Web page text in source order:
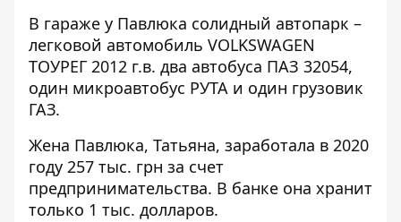
В гараже у Павлюка солидный автопарк –
легковой автомобиль VOLKSWAGEN
ТОУРЕГ 2012 г.в. два автобуса ПАЗ 32054,
один микроавтобус РУТА и один грузовик
ГАЗ.
Жена Павлюка, Татьяна, заработала в 2020
году 257 тыс. грн за счет
предпринимательства. В банке она хранит
только 1 тыс. долларов.